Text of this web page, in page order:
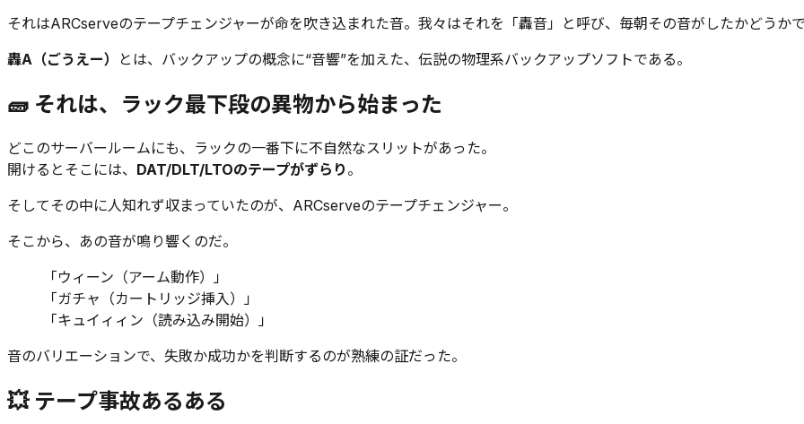
それはARCserveのテープチェンジャーが命を吹き込まれた音。我々はそれを「轟音」と呼び、毎朝その音がしたかどうかで
轟A（ごうえー）
とは、バックアップの概念に“音響”を加えた、伝説の物理系バックアップソフトである。
🧱 それは、ラック最下段の異物から始まった
どこのサーバールームにも、ラックの一番下に不自然なスリットがあった。
開けるとそこには、 DAT/DLT/LTOのテープがずらり 。
そしてその中に人知れず収まっていたのが、ARCserveのテープチェンジャー。
そこから、あの音が鳴り響くのだ。
「ウィーン（アーム動作）」
「ガチャ（カートリッジ挿入）」
「キュイィィン（読み込み開始）」
音のバリエーションで、失敗か成功かを判断するのが熟練の証だった。
💥 テープ事故あるある